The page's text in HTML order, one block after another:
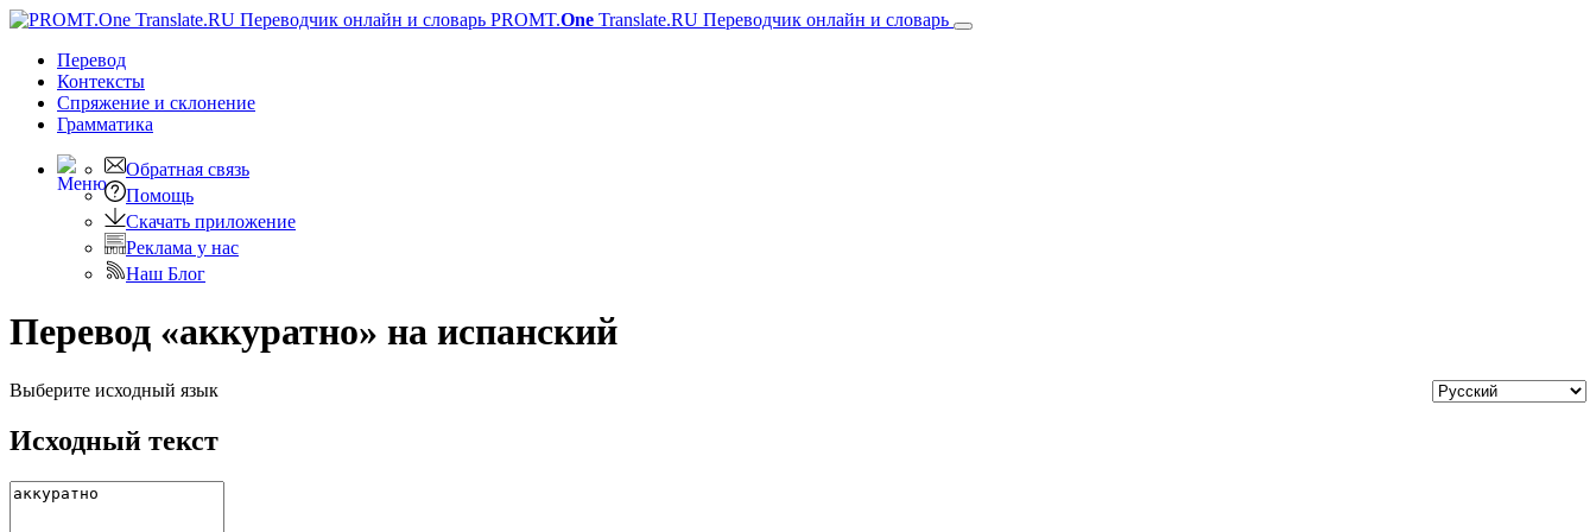
PROMT.One Translate.RU Переводчик онлайн и словарь
Перевод
Контексты
Спряжение и склонение
Грамматика
Обратная связь
Помощь
Скачать приложение
Реклама у нас
Наш Блог
Перевод «аккуратно» на испанский
Выберите исходный язык
Исходный текст